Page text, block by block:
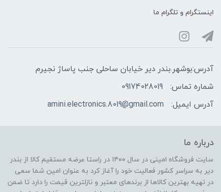
اینستگرام و تلگرام ما
آدرس:بوشهر.بندر دیر خیابان ساحلی جنب پاساژ نجیرم
شماره تماس:
09174028019
آدرس ایمیل:
amini.electronics.8019@gmail.com
درباره ما
سایت فروشگاه امینی در سال ۱۴۰۰ در راستا عرضه مستقیم کالا از بندر
دیر به سراسر کشور فعالیت خود را آغاز کرد به عنوان امین شما سعی
در تهیه بهترین کالاها از برندهای معتبر و نازلترین قیمت را دارد تا ضمن